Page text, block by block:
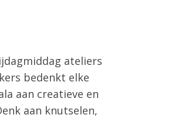
ateliers
bedenkt elke
aan creatieve en
aan knutselen,